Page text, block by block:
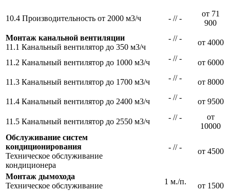
10.4 Производительность от 2000 м3/ч - // -
от 71
900
Монтаж канальной вентиляции
11.1 Канальный вентилятор до 350 м3/ч
- // - от 4000
11.2 Канальный вентилятор до 1000 м3/ч - // - от 6000
11.3 Канальный вентилятор до 1700 м3/ч - // - от 8000
11.4 Канальный вентилятор до 2400 м3/ч - // - от 9500
11.5 Канальный вентилятор до 2550 м3/ч - // -
от
10000
Обслуживание систем
кондиционирования
Техническое обслуживание
кондиционера
- // - от 4500
Монтаж дымохода
Техническое обслуживание
1 м./п. от 1500